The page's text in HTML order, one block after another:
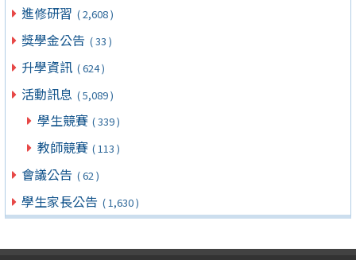
進修研習 ( 2,608 )
獎學金公告 ( 33 )
升學資訊 ( 624 )
活動訊息 ( 5,089 )
學生競賽 ( 339 )
教師競賽 ( 113 )
會議公告 ( 62 )
學生家長公告 ( 1,630 )